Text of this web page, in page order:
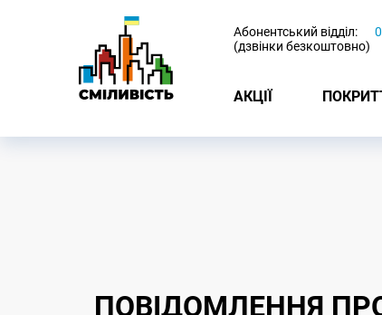
Абонентський відділ:
(дзвінки безкоштовно)
АКЦІЇ
ПОВІДОМЛЕННЯ